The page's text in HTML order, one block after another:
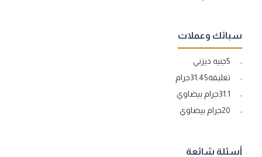
سبائك وعملات
5جنيه ديزني
تعليقة31.45جرام
31.1جرام بيضاوي
20جرام بيضاوي
أسئلة شائعة